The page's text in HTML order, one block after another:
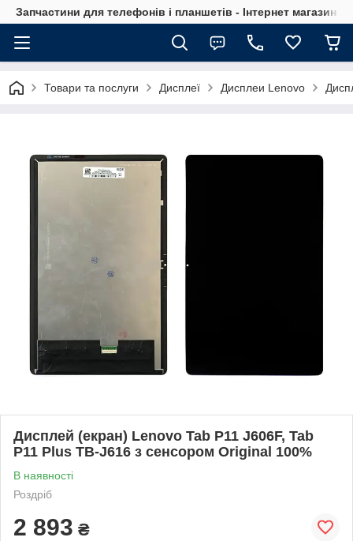
Запчастини для телефонів і планшетів - Інтернет магазин
Товари та послуги Дисплеї Дисплеи Lenovo
Дисплей (екран) Lenovo Tab P11 J606F, Tab
P11 Plus TB-J616 з сенсором Original 100%
В наявності
Роздріб
2 893 ₴